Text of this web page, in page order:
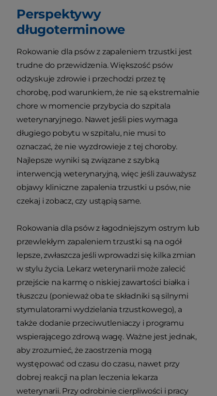
Perspektywy
długoterminowe
Rokowanie dla psów z zapaleniem trzustki jest
trudne do przewidzenia. Większość psów
odzyskuje zdrowie i przechodzi przez tę
chorobę, pod warunkiem, że nie są ekstremalnie
chore w momencie przybycia do szpitala
weterynaryjnego. Nawet jeśli pies wymaga
długiego pobytu w szpitalu, nie musi to
oznaczać, że nie wyzdrowieje z tej choroby.
Najlepsze wyniki są związane z szybką
interwencją weterynaryjną, więc jeśli zauważysz
objawy kliniczne zapalenia trzustki u psów, nie
czekaj i zobacz, czy ustąpią same.
Rokowania dla psów z łagodniejszym ostrym lub
przewlekłym zapaleniem trzustki są na ogół
lepsze, zwłaszcza jeśli wprowadzi się kilka zmian
w stylu życia. Lekarz weterynarii może zalecić
przejście na karmę o niskiej zawartości białka i
tłuszczu (ponieważ oba te składniki są silnymi
stymulatorami wydzielania trzustkowego), a
także dodanie przeciwutleniaczy i programu
wspierającego zdrową wagę. Ważne jest jednak,
aby zrozumieć, że zaostrzenia mogą
występować od czasu do czasu, nawet przy
dobrej reakcji na plan leczenia lekarza
weterynarii. Przy odrobinie cierpliwości i pracy